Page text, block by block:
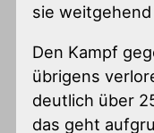
sie
Den Kampf
übrigens
deutlich über
das geht